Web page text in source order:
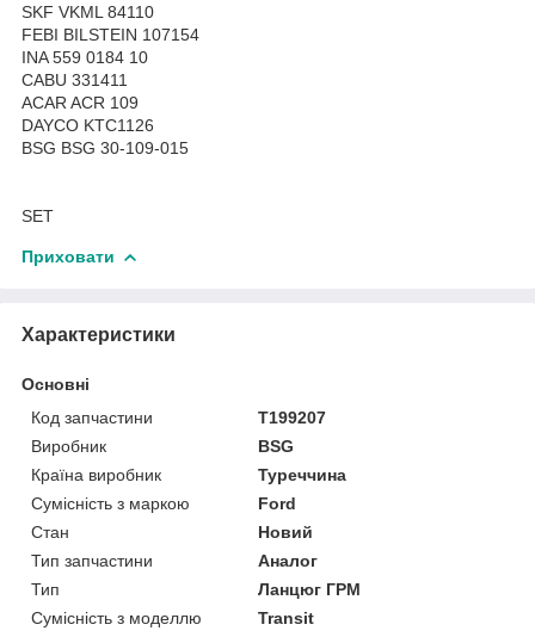
SKF VKML 84110
FEBI BILSTEIN 107154
INA 559 0184 10
CABU 331411
ACAR ACR 109
DAYCO KTC1126
BSG BSG 30-109-015
SET
Приховати
Характеристики
Основні
Код запчастини
T199207
Виробник
BSG
Країна виробник
Туреччина
Сумісність з маркою
Ford
Стан
Новий
Тип запчастини
Аналог
Тип
Ланцюг ГРМ
Сумісність з моделлю
Transit